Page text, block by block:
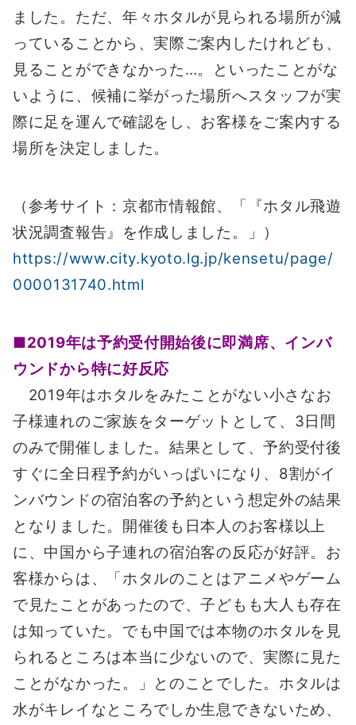
ました。ただ、年々ホタルが見られる場所が減
っていることから、実際ご案内したけれども、
見ることができなかった…。といったことがな
いように、候補に挙がった場所へスタッフが実
際に足を運んで確認をし、お客様をご案内する
場所を決定しました。
（参考サイト：京都市情報館、「『ホタル飛遊
状況調査報告』を作成しました。」）
https://www.city.kyoto.lg.jp/kensetu/page/
0000131740.html
■2019年は予約受付開始後に即満席、インバ
ウンドから特に好反応
2019年はホタルをみたことがない小さなお
子様連れのご家族をターゲットとして、3日間
のみで開催しました。結果として、予約受付後
すぐに全日程予約がいっぱいになり、8割がイ
ンバウンドの宿泊客の予約という想定外の結果
となりました。開催後も日本人のお客様以上
に、中国から子連れの宿泊客の反応が好評。お
客様からは、「ホタルのことはアニメやゲーム
で見たことがあったので、子どもも大人も存在
は知っていた。でも中国では本物のホタルを見
られるところは本当に少ないので、実際に見た
ことがなかった。」とのことでした。ホタルは
水がキレイなところでしか生息できないため、